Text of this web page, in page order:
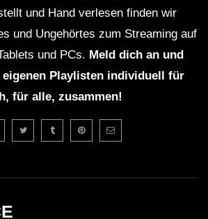
und Hand verlesen finden wir
und Ungehörtes zum Streaming auf
und PCs. Meld dich an und
eigenen Playlisten individuell für
für alle, zusammen!